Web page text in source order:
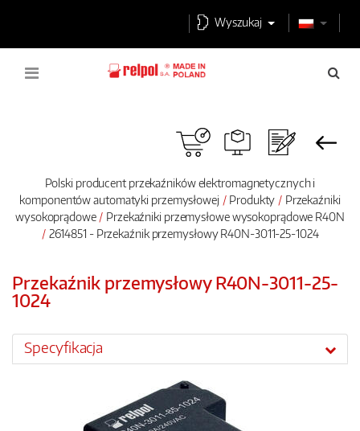
Wyszukaj
Polski producent przekaźników elektromagnetycznych i
komponentów automatyki przemysłowej
Produkty
Przekaźniki
wysokoprądowe
Przekaźniki przemysłowe wysokoprądowe R40N
2614851 - Przekaźnik przemysłowy R40N-3011-25-1024
Przekaźnik przemysłowy R40N-3011-25-
1024
Specyfikacja